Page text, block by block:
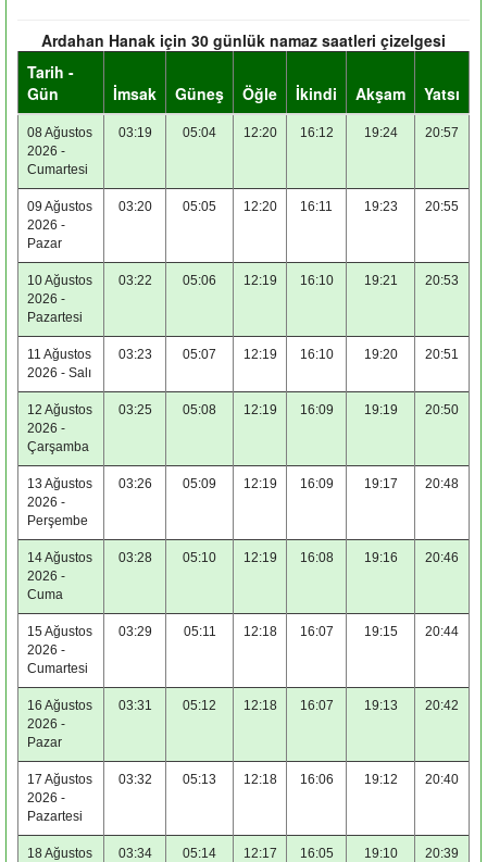
Ardahan Hanak için 30 günlük namaz saatleri çizelgesi
Tarih -
Gün
İmsak Güneş Öğle İkindi Akşam Yatsı
08 Ağustos
2026 -
Cumartesi
03:19 05:04 12:20 16:12 19:24 20:57
09 Ağustos
2026 -
Pazar
03:20 05:05 12:20 16:11 19:23 20:55
10 Ağustos
2026 -
Pazartesi
03:22 05:06 12:19 16:10 19:21 20:53
11 Ağustos
2026 - Salı
03:23 05:07 12:19 16:10 19:20 20:51
12 Ağustos
2026 -
Çarşamba
03:25 05:08 12:19 16:09 19:19 20:50
13 Ağustos
2026 -
Perşembe
03:26 05:09 12:19 16:09 19:17 20:48
14 Ağustos
2026 -
Cuma
03:28 05:10 12:19 16:08 19:16 20:46
15 Ağustos
2026 -
Cumartesi
03:29 05:11 12:18 16:07 19:15 20:44
16 Ağustos
2026 -
Pazar
03:31 05:12 12:18 16:07 19:13 20:42
17 Ağustos
2026 -
Pazartesi
03:32 05:13 12:18 16:06 19:12 20:40
18 Ağustos
03:34 05:14 12:17 16:05 19:10 20:39